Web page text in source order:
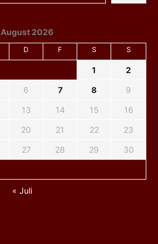
August 2026
D F S S
1
2
6 7 8
9
13 14 15
16
20 21 22
23
27 28 29
30
« Juli